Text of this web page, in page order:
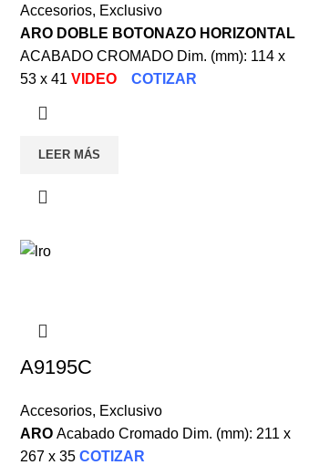
Accesorios, Exclusivo
ARO DOBLE BOTONAZO HORIZONTAL
ACABADO CROMADO Dim. (mm): 114 x
53 x 41VIDEO COTIZAR
LEER MÁS
A9195C
Accesorios, Exclusivo
AROAcabado Cromado Dim. (mm): 211 x
267 x 35 COTIZAR